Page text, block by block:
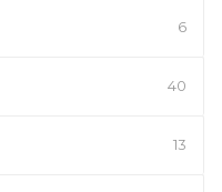
6
40
13